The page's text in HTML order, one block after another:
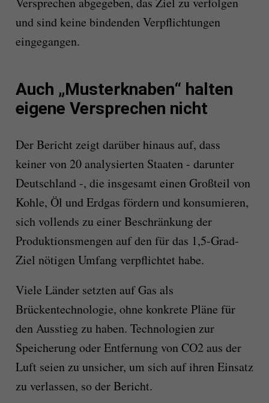
und sind keine bindenden Verpflichtungen
eingegangen.
Auch „Musterknaben“ halten
eigene Versprechen nicht
Der Bericht zeigt darüber hinaus auf, dass
keiner von 20 analysierten Staaten - darunter
Deutschland -, die insgesamt einen Großteil von
Kohle, Öl und Erdgas fördern und konsumieren,
sich vollends zu einer Beschränkung der
Produktionsmengen auf den für das 1,5-Grad-
Ziel nötigen Umfang verpflichtet habe.
Viele Länder setzten auf Gas als
Brückentechnologie, ohne konkrete Pläne für
den Ausstieg zu haben. Technologien zur
Speicherung oder Entfernung von CO2 aus der
Luft seien zu unsicher, um sich auf ihren Einsatz
zu verlassen, so der Bericht.